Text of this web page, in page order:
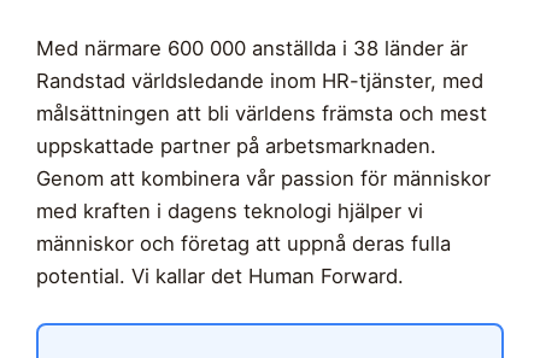
Med närmare 600 000 anställda i 38 länder är
Randstad världsledande inom HR-tjänster, med
målsättningen att bli världens främsta och mest
uppskattade partner på arbetsmarknaden.
Genom att kombinera vår passion för människor
med kraften i dagens teknologi hjälper vi
människor och företag att uppnå deras fulla
potential. Vi kallar det Human Forward.